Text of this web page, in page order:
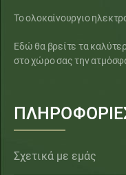
Το ολοκαίνουργιο
Εδώ θα βρείτε τα
στο χώρο σας την
Σχετικά με εμάς